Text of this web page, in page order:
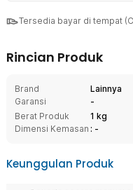
Tersedia bayar di tempat
Rincian Produk
Brand
Lainnya
Garansi
-
Berat Produk
1 kg
Dimensi Kemasan : -
Keunggulan Produk